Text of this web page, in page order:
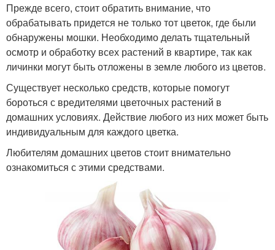
Прежде всего, стоит обратить внимание, что
обрабатывать придется не только тот цветок, где были
обнаружены мошки. Необходимо делать тщательный
осмотр и обработку всех растений в квартире, так как
личинки могут быть отложены в земле любого из цветов.
Существует несколько средств, которые помогут
бороться с вредителями цветочных растений в
домашних условиях. Действие любого из них может быть
индивидуальным для каждого цветка.
Любителям домашних цветов стоит внимательно
ознакомиться с этими средствами.